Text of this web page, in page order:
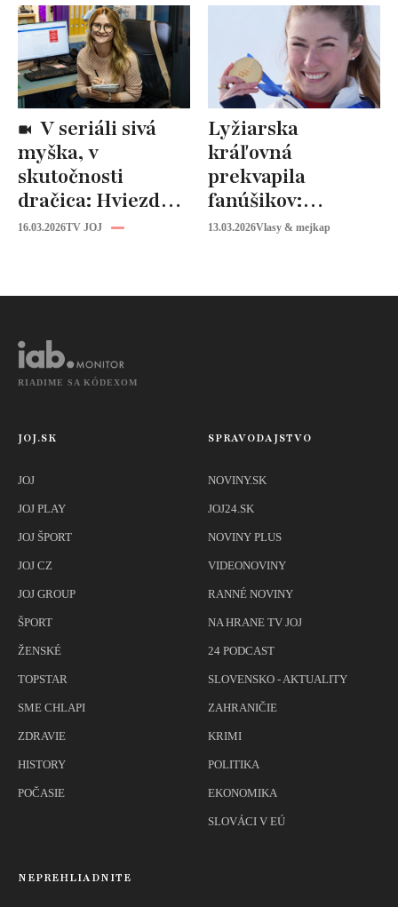
myška, v
skutočnosti
dračica: Hviezdu z
Miše v Košiciach
16.03.2026TV JOJ
Lyžiarska
kráľovná
prekvapila
fanúšikov:
Mikaela Shiffrin
13.03.2026Vlasy & mejkap
RIADIME SA KÓDEXOM
JOJ.SK
JOJ
JOJ PLAY
JOJ ŠPORT
JOJ CZ
JOJ GROUP
ŠPORT
ŽENSKÉ
TOPSTAR
SME CHLAPI
ZDRAVIE
HISTORY
POČASIE
SPRAVODAJSTVO
NOVINY.SK
JOJ24.SK
NOVINY PLUS
VIDEONOVINY
RANNÉ NOVINY
NA HRANE TV JOJ
24 PODCAST
SLOVENSKO - AKTUALITY
ZAHRANIČIE
KRIMI
POLITIKA
EKONOMIKA
SLOVÁCI V EÚ
NEPREHLIADNITE